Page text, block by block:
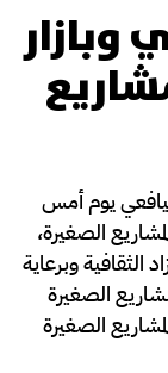
وبازار
يوم أمس
الصغيرة،
وبرعاية
الصغيرة
الصغيرة